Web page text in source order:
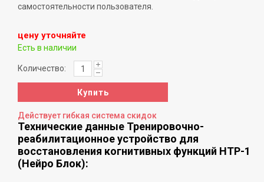
самостоятельности пользователя.
цену уточняйте
Есть в наличии
Количество:
Купить
Действует гибкая система скидок
Технические данные Тренировочно-
реабилитационное устройство для
восстановления когнитивных функций НТР-1
(Нейро Блок):